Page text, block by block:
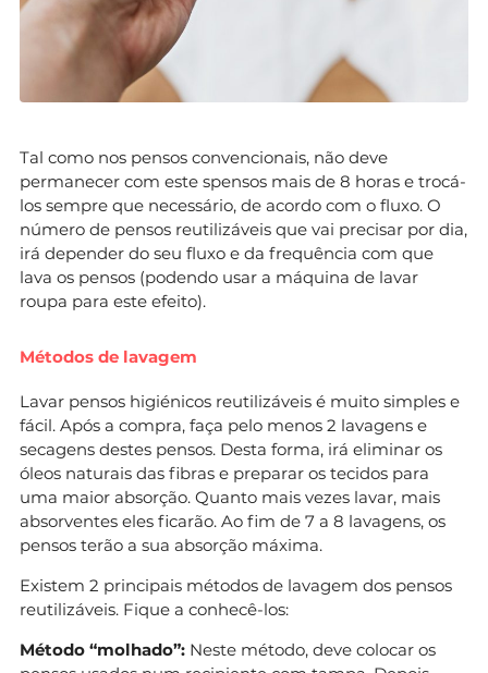
Tal como nos pensos convencionais, não deve
permanecer com este spensos mais de 8 horas e trocá-
los sempre que necessário, de acordo com o fluxo. O
número de pensos reutilizáveis que vai precisar por dia,
irá depender do seu fluxo e da frequência com que
lava os pensos (podendo usar a máquina de lavar
roupa para este efeito).
Métodos de lavagem
Lavar pensos higiénicos reutilizáveis é muito simples e
fácil. Após a compra, faça pelo menos 2 lavagens e
secagens destes pensos. Desta forma, irá eliminar os
óleos naturais das fibras e preparar os tecidos para
uma maior absorção. Quanto mais vezes lavar, mais
absorventes eles ficarão. Ao fim de 7 a 8 lavagens, os
pensos terão a sua absorção máxima.
Existem 2 principais métodos de lavagem dos pensos
reutilizáveis. Fique a conhecê-los:
Método “molhado”: Neste método, deve colocar os